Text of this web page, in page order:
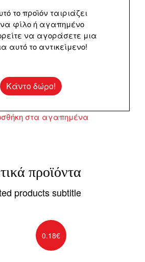
το προϊόν ταιριάζει
φίλο ή αγαπημένο
να αγοράσετε μια
αυτό το αντικείμενο!
Κάντο δώρο!
στα αγαπημένα
προϊόντα
products subtitle
0.18€